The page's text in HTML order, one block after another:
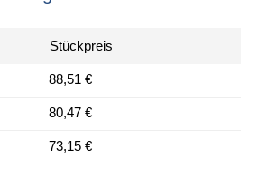
Stückpreis
88,51 €
80,47 €
73,15 €